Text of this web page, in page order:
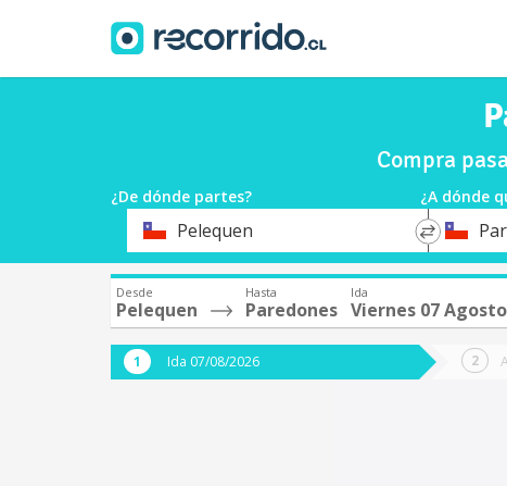
Compra
¿De dónde partes? ¿A dónde
OrigenPelequen
*
Destino
Desde
Pelequen
Hasta
Paredones
Ida
Viernes 07 Agosto
Ida 07/08/2026